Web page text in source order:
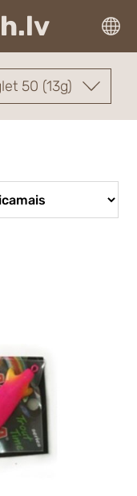
Winglet 50 (13g)